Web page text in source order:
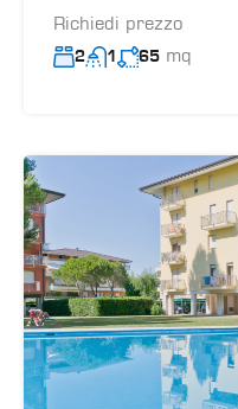
Richiedi prezzo
2 1 65 mq